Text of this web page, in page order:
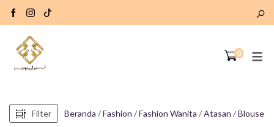
0
Filter Beranda /Fashion /Fashion Wanita /Atasan /Blouse